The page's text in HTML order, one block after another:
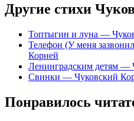
Другие стихи
Топтыгин и луна —
Телефон (У меня
Корней
Ленинградским детям —
Свинки — Чуковский
Понравилось